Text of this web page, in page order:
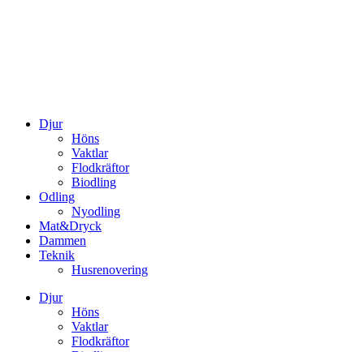
Djur
Höns
Vaktlar
Flodkräftor
Biodling
Odling
Nyodling
Mat&Dryck
Dammen
Teknik
Husrenovering
Djur
Höns
Vaktlar
Flodkräftor